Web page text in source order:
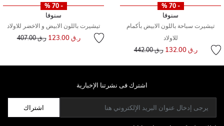
- 70 %
سنوفا
تيشيرت سباحة باللون الابيض بأكمام
للاولاد
ر.ق 132.00 سعر مخفض منر.ق 442.00
- 70 %
سنوفا
تيشيرت باللون الابيض و الاخضر للاولاد
ر.ق 123.00 سعر مخفض من
ر.ق 407.00 إلى
اشترك فى نشرتنا الإخبارية
اشتراك